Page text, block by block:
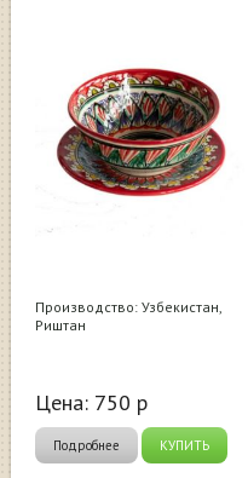
Производство: Узбекистан,
Риштан
Цена: 750 р
Подробнее КУПИТЬ